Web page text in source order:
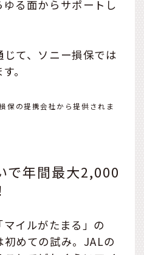
る面からサポートし
て、ソニー損保では
。
保の提携会社から提供されま
で年間最大2,000
イルがたまる」の
めての試み。JALの